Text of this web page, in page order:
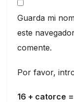
Guarda mi
este
comente.
Por favor,
16 + catorce =